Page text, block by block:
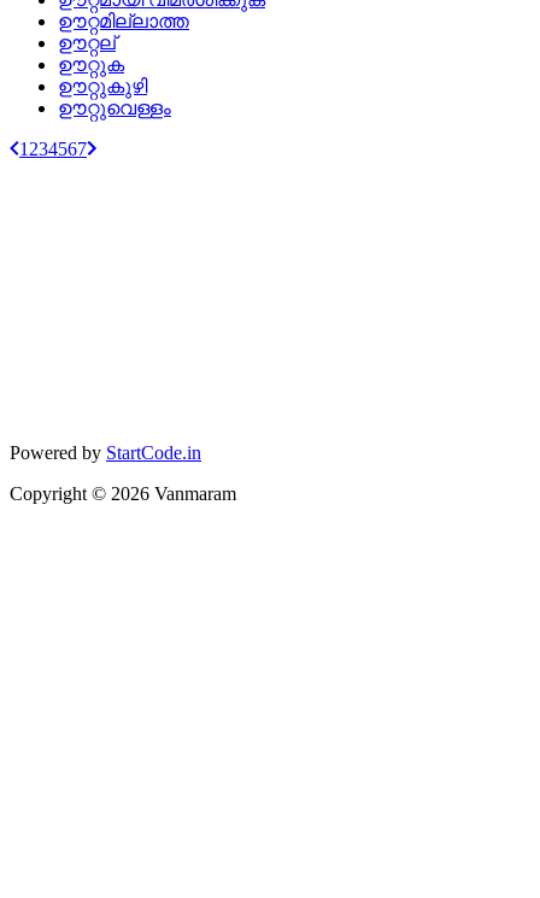
ഊറ്റമില്ലാത്ത
ഊറ്റല്
ഊറ്റുക
ഊറ്റുകുഴി
ഊറ്റുവെള്ളം
1 234567
Powered by StartCode.in
Copyright © 2026 Vanmaram